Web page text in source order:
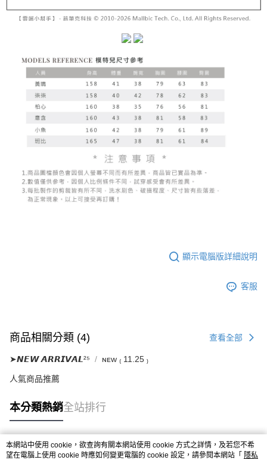
2.基於同意付款使用「大哥付你分期」之契約關係目的，商店將以您的個人
由本公司與您本人進行分期帳單所需資料之確認、核對及更正。
後付繳納相關費用。
※ 交易是否成功請以「AFTEE先享後付 」之結帳頁面顯示為準，若有關於
是否繳費成功／繳費後需取消欲退款等相關疑問，請聯繫「AFTEE先享後付
https://netprotections.freshdesk.com/support/home
【注意事項】
１．透過由恩沛科技股份有限公司提供之「AFTEE先享後付」服務完成之交
易，需依本服務之必要範圍內提供個人資料，並將交易相關給付款項請求債
權轉讓予恩沛科技股份有限公司。
２．關於個人資料處理事宜，請瀏覽以下網址：
https://aftee.tw/terms/#terms3
３．未成年的使用者請事先徵得法定代理人或監護人之同意方可使用
「AFTEE先享後付」，若未經同意申辦者引起之損失，本公司不負相關責
４．使用「AFTEE先享後付」時，將依據個別帳號之用戶狀況，依本公司即
時審查核予不同之上限額度；若仍有額度不足之情形，本公司將視審查結果
請求用戶進行身份認證。
５．嚴禁一人註冊多個帳號或使用他人資訊註冊。若發現惡意使用之情形，
恩沛科技股份有限公司將有權停止該用戶之使用額度並採取法律行動。
已關閉，請勿下單(付取)
7-11取貨付款
每筆NT$60，滿NT$1,800(含以上)免運費
付款後7-11取貨
每筆NT$60，滿NT$1,600(含以上)免運費
每筆NT$100，滿NT$2,500(含以上)免運費
國家/地區配送
顯示電腦版詳細說明
客服
商品相關分類 (4) 查看全部
➤𝙉𝙀𝙒 𝘼𝙍𝙍𝙄𝙑𝘼𝙇²⁵ ɴᴇᴡ ₍ 11.25 ₎
人氣商品推薦
本分類熱銷全站排行
熱門標籤
本網站中使用 cookie，欲查詢有關本網站使用 cookie 方式之詳情，及若您不希
望在電腦上使用 cookie 時應如何變更電腦的 cookie 設定，請參閱本網站「 隱私